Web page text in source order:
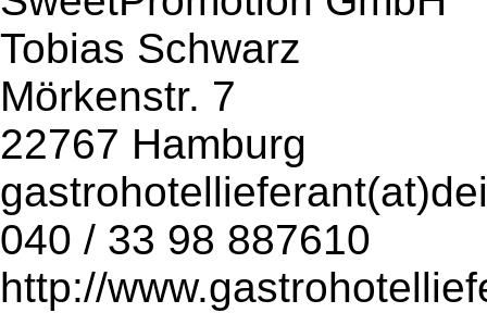
Tobias Schwarz
Mörkenstr. 7
22767 Hamburg
040 / 33 98 887610
http://